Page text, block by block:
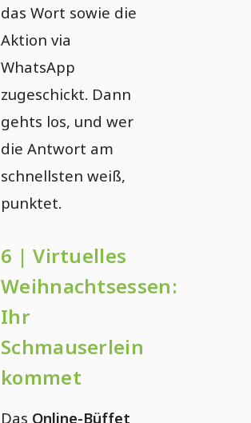
das Wort sowie die
Aktion via
WhatsApp
zugeschickt. Dann
gehts los, und wer
die Antwort am
schnellsten weiß,
punktet.
6 | Virtuelles
Weihnachtsessen:
Ihr
Schmauserlein
kommet
Das Online-Büffet